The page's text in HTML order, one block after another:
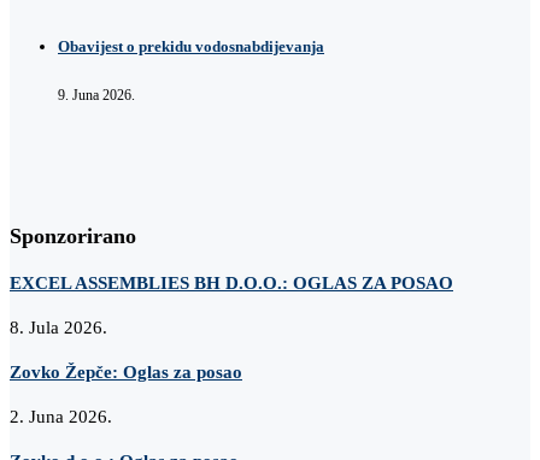
Obavijest o prekidu vodosnabdijevanja
9. Juna 2026.
Sponzorirano
EXCEL ASSEMBLIES BH D.O.O.: OGLAS ZA POSAO
8. Jula 2026.
Zovko Žepče: Oglas za posao
2. Juna 2026.